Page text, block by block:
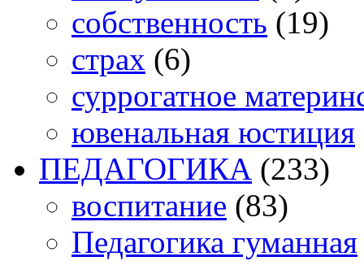
собственность (19)
страх (6)
суррогатное
ювенальная юстиция
ПЕДАГОГИКА (233)
воспитание (83)
Педагогика гуманная